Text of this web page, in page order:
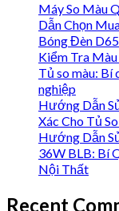
Máy So Màu
Dẫn Chọn
Bóng Đèn
Kiểm Tra Màu
Tủ so màu: Bí
nghiệp
Hướng Dẫn
Xác Cho Tủ
Hướng Dẫn
36W BLB: Bí
Nội Thất
Recent